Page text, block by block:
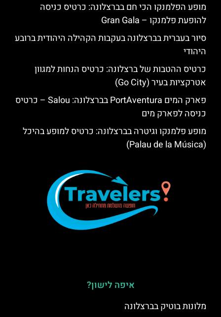
מופע הפלמנקו הכי חם בברצלונה: כרטיס כניסה
להופעת פלמנקו – Gran Gala
סיור בעברית בברצלונה בעקבות הקהילה היהודית ברובע
היהודי
כרטיס ההטבות של ברצלונה: כרטיס הנחות למגוון
אטרקציות בעיר (Go City)
פארק המים PortAventura בברצלונה: Salou – כרטיס
כניסה לפארק מים
מופע פלמנקו וגיטרה בברצלונה: כרטיס למופע בהיכל
(Palau de la Música)
איפה לישון?
מלונות בוטיק בברצלונה